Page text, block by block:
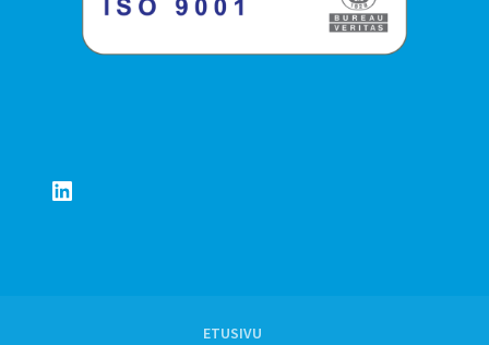
LinkedIn
ETUSIVU